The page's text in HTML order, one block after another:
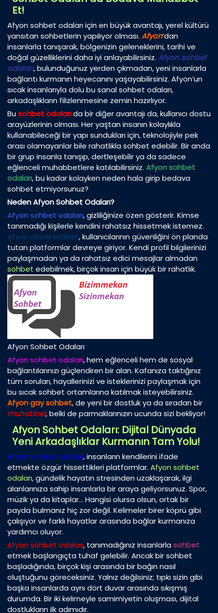
Et!
Afyon sohbet odaları için en büyük avantajı, yerel kültürü
yansıtan sohbetlerin yapılıyor olması. Afyon‘dan
insanlarla tanışarak, bölgenizin geleneklerini, tarihi ve
doğal güzelliklerini daha iyi anlayabilirsiniz. Afyon sohbet
odaları, bulunduğunuz yerden çıkmadan, yeni insanlarla
bağlantı kurmanın heyecanını yaşayabilirsiniz. Afyon’un
sıcak insanlarıyla dolu bu sanal sohbet odaları,
arkadaşlıkların filizlenmesine zemin hazırlıyor.
Busohbet odalarıda bir diğer avantajı da, kullanıcı dostu
arayüzlerinin olması. Her yaştan insanın kolaylıkla
kullanabileceği bir yapı sundukları için, teknolojiyle pek
arası olamayanlar bile rahatlıkla sohbet edebilir. Bir anda
bir grup insanla tanışıp, dertleşebilir ya da sadece
eğlenceli muhabbetlere katılabilirsiniz. Afyon sohbet
odaları, bu kadar kolayken neden hala girip bedava
sohbet etmiyorsunuz?
Neden Afyon Sohbet Odaları?
Afyon sohbet odaları, gizliliğinize özen gösterir. Kimse
tanımadığı kişilerle kendini rahatsız hissetmek istemez.
Afyon cinsel sohbet, kullanıcılarının güvenliğini ön planda
tutan platformlar devreye giriyor. Kendi profil bilgilerinizi
paylaşmadan ya da rahatsız edici mesajlar almadan
sohbet edebilmek, birçok insan için büyük bir rahatlık.
Afyon Sohbet Odaları
Afyon sohbet odaları, hem eğlenceli hem de sosyal
bağlantılarınızı güçlendiren bir alan. Kafanıza taktığınız
tüm soruları, hayallerinizi ve isteklerinizi paylaşmak için
bu sıcak sohbet ortamlarına katılmak isteyebilirsiniz.
Afyon gay sohbet, de yeni bir dostluk ya da sıradan bir
muhabbet, belki de parmaklarınızın ucunda sizi bekliyor!
Afyon Sohbet Odaları: Dijital Dünyada
Yeni Arkadaşlıklar Kurmanın Tam Yolu!
Afyon sohbet odaları, insanların kendilerini ifade
etmekte özgür hissettikleri platformlar. Afyon sohbet
odaları, gündelik hayatın stresinden uzaklaşarak, ilgi
alanlarınıza sahip insanlarla bir araya geliyorsunuz. Spor,
müzik ya da kitaplar… Hangisi olursa olsun, ortak bir
payda bulmanız hiç zor değil. Kelimeler birer köprü gibi
çalışıyor ve farklı hayatlar arasında bağlar kurmanıza
yardımcı oluyor.
Afyon sohbet odaları, tanımadığınız insanlarlasohbet
etmek başlangıçta tuhaf gelebilir. Ancak bir sohbet
başladığında, birçok kişi arasında bir bağın nasıl
oluştuğunu göreceksiniz. Yalnız değilsiniz; tıpkı sizin gibi
başka insanlarda aynı dört duvar arasında sıkışmış
durumda. Bir iki kelimeyle samimiyetin oluşması, dijital
dostlukların ilk adımıdır.